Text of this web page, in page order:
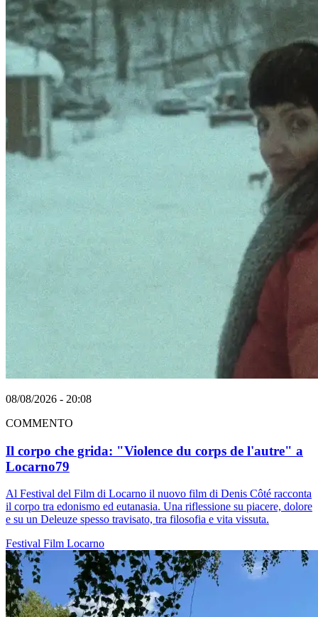
08/08/2026 - 20:08
COMMENTO
Il corpo che grida: "Violence du corps de l'autre" a
Locarno79
Al Festival del Film di Locarno il nuovo film di Denis Côté racconta
il corpo tra edonismo ed eutanasia. Una riflessione su piacere, dolore
e su un Deleuze spesso travisato, tra filosofia e vita vissuta.
Festival Film Locarno